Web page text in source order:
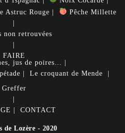
Astruc Rouge Pêche Millette
non retrouvées
FAIRE
jus de poires…
Le croquant de Mende
Greffer
CONTACT
de Lozère - 2020